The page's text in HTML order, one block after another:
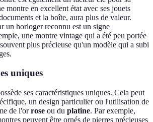
montre en excellent état avec ses jouets
et la boîte, aura plus de valeur.
un horloger reconnu est un signe
une montre vintage qui a été peu portée
plus précieuse qu'un modèle qui a subi
uniques
ses caractéristiques uniques. Cela peut
un design particulier ou l'utilisation de
de l'orrose ou du platine. Par exemple,
peuvent être ornés de pierres précieuses